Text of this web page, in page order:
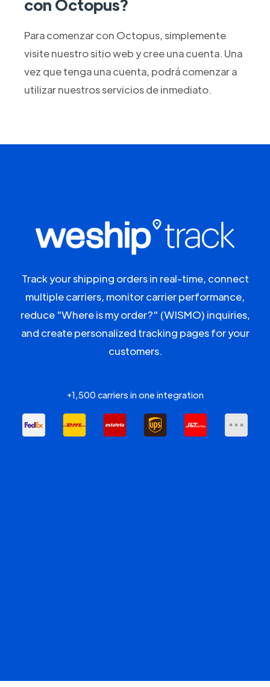
con Octopus?
Para comenzar con Octopus, simplemente
visite nuestro sitio web y cree una cuenta. Una
vez que tenga una cuenta, podrá comenzar a
utilizar nuestros servicios de inmediato.
Track your shipping orders in real-time, connect
multiple carriers, monitor carrier performance,
reduce "Where is my order?" (WISMO) inquiries,
and create personalized tracking pages for your
customers.
+1,500 carriers in one integration